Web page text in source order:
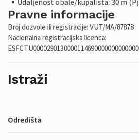
Udaljenost obale/kupalista: 30 m
Pravne informacije
Broj dozvole ili registracije: VUT/MA/87878
Nacionalna registracijska licenca:
Istraži
Odredišta